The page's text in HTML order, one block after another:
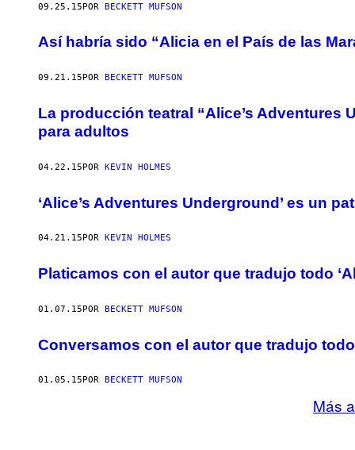
09.25.15POR BECKETT MUFSON
Así habría sido “Alicia en el País de las
09.21.15 POR BECKETT MUFSON
La producción teatral “Alice’s Adventures
para adultos
04.22.15POR KEVIN HOLMES
‘Alice’s Adventures Underground’ es un
04.21.15 POR KEVIN HOLMES
Platicamos con el autor que tradujo todo
01.07.15POR BECKETT MUFSON
Conversamos con el autor que tradujo
01.05.15 POR BECKETT MUFSON
Más